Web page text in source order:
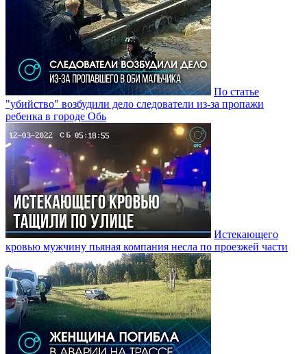
По статье
"убийство" возбудили дело следователи из-за пропажи
ребенка в городе Обь
Истекающего
кровью мужчину пьяная компания несла по проезжей части